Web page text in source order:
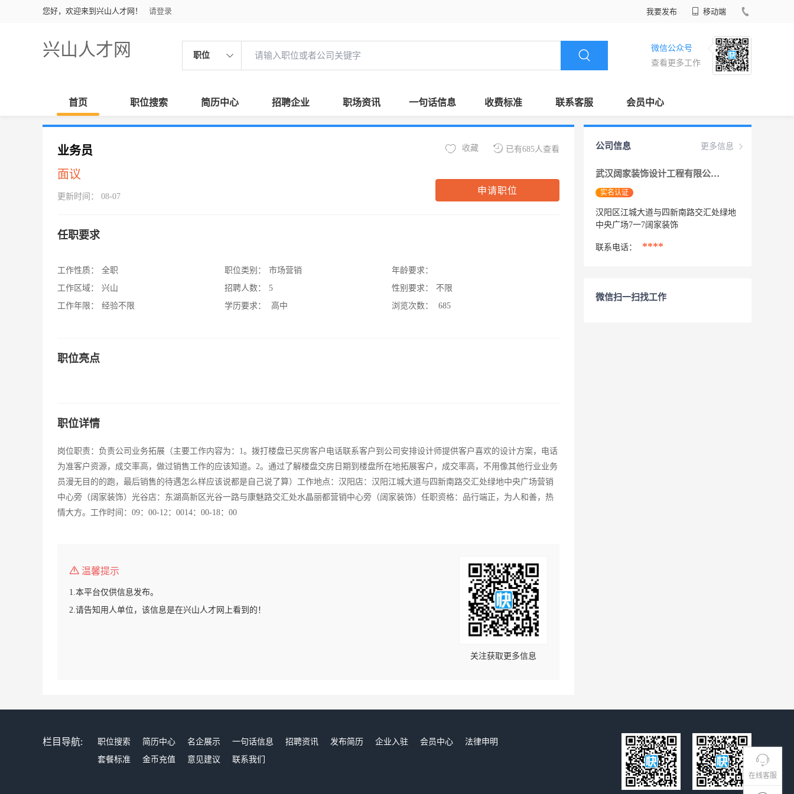
您好，欢迎来到兴山人才网！ 请登录 我要发布 移动端
兴山人才网 职位
微信公众号
查看更多工作
首页 职位搜索 简历中心 招聘企业 职场资讯 一句话信息 收费标准 联系客服 会员中心
在线客服
业务员
面议
更新时间： 08-07
已有685人查看
收藏
申请职位
任职要求
工作性质：
全职
工作区域：
兴山
工作年限：
经验不限
职位类别：
市场营销
招聘人数：
5
学历要求：
高中
年龄要求：
性别要求：
不限
浏览次数：
685
职位亮点
职位详情
岗位职责：负责公司业务拓展（主要工作内容为：1。拨打楼盘已买房客户电话联系客户到公司安排设计师提供客户喜欢的设计方案，电话
为准客户资源，成交率高，做过销售工作的应该知道。2。通过了解楼盘交房日期到楼盘所在地拓展客户，成交率高，不用像其他行业业务
员漫无目的的跑，最后销售的待遇怎么样应该说都是自己说了算）工作地点：汉阳店：汉阳江城大道与四新南路交汇处绿地中央广场营销
中心旁（阔家装饰）光谷店：东湖高新区光谷一路与康魅路交汇处水晶丽都营销中心旁（阔家装饰）任职资格：品行端正，为人和善，热
情大方。工作时间：09：00-12：0014：00-18：00
温馨提示
1.本平台仅供信息发布。
2.请告知用人单位，该信息是在兴山人才网上看到的！
关注获取更多信息
更多信息
公司信息
武汉阔家装饰设计工程有限公司
实名认证
汉阳区江城大道与四新南路交汇处绿地
中央广场7一7阔家装饰
联系电话： ****
微信扫一扫找工作
栏目导航: 职位搜索 简历中心 名企展示 一句话信息 招聘资讯 发布简历 企业入驻 会员中心
法律申明
套餐标准
金币充值 意见建议 联系我们